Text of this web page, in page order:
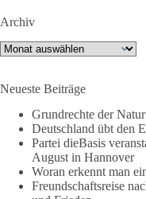
👉 Hier geht es zum
https://www.youtube.com/
🟩🟩🟦🟦🟥🟥🟧🟧
❤️ Wir freuen uns über
https://diebasis.de/spenden/
#dieBasis #frieden
Archiv
Archiv
Neueste Beiträge
Grundrechte der
Deutschland übt den
Partei dieBasis
August in Hannover
Woran erkennt man
Freundschaftsreise